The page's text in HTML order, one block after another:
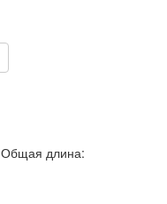
Общая длина: